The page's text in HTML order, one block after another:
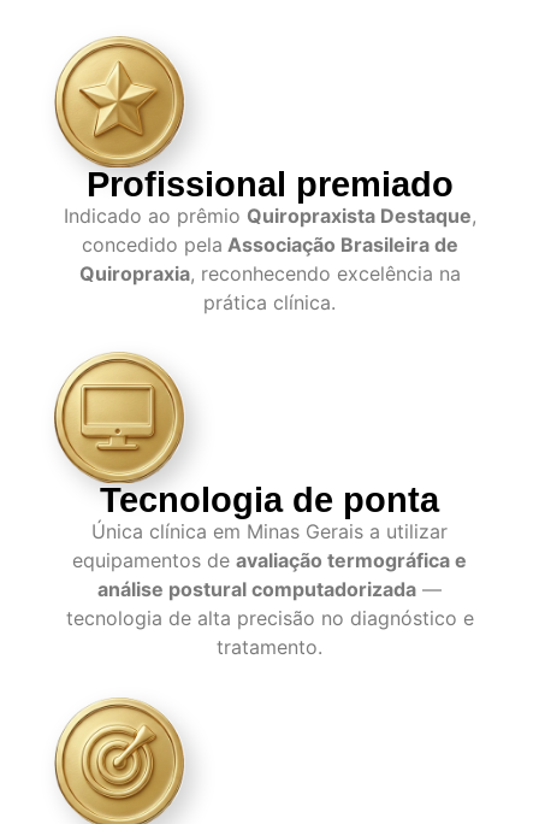
Profissional premiado
Indicado ao prêmio Quiropraxista Destaque,
concedido pela Associação Brasileira de
Quiropraxia, reconhecendo excelência na
prática clínica.
Tecnologia de ponta
Única clínica em Minas Gerais a utilizar
equipamentos de avaliação termográfica e
análise postural computadorizada —
tecnologia de alta precisão no diagnóstico e
tratamento.